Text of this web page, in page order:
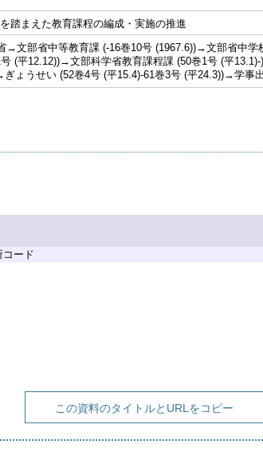
踏まえた教育課程の編成・実施の推進
→文部省中等教育課 (-16巻10号 (1967.6))→文部省中
(平12.12))→文部科学省教育課程課 (50巻1号 (平
ょうせい (52巻4号 (平15.4)-61巻3号 (平24.3))→学事
コード
この資料のタイトルとURLをコピー